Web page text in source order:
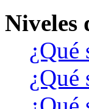
Niveles
¿Qué
¿Qué